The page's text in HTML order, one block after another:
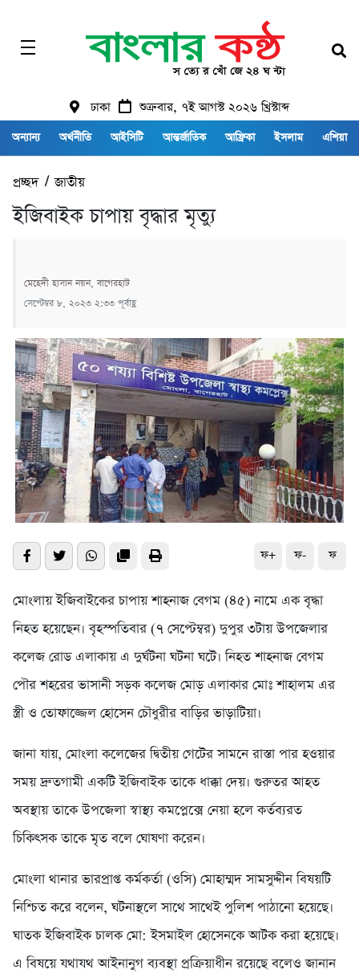
ঢাকা শুক্রবার, ৭ই আগস্ট ২০২৬ খ্রিস্টাব্দ
অন্যান্য অর্থনীতি আইসিটি আন্তর্জাতিক আফ্রিকা ইসলাম এশিয়া
প্রচ্ছদ/জাতীয়
ইজিবাইক চাপায় বৃদ্ধার মৃত্যু
মেহেদী হাসান নয়ন, বাগেরহাট
সেপ্টেম্বর ৮, ২০২৩ ২:৩৩ পূর্বাহ্ণ
ফ+ ফ- ফ
মোংলায় ইজিবাইকের চাপায় শাহনাজ বেগম (৪৫) নামে এক বৃদ্ধা
নিহত হয়েছেন। বৃহস্পতিবার (৭ সেপ্টেম্বর) দুপুর ৩টায় উপজেলার
কলেজ রোড এলাকায় এ দুর্ঘটনা ঘটনা ঘটে। নিহত শাহনাজ বেগম
পৌর শহরের ভাসানী সড়ক কলেজ মোড় এলাকার মোঃ শাহালম এর
স্ত্রী ও তোফাজ্জেল হোসেন চৌধুরীর বাড়ির ভাড়াটিয়া।
জানা যায়, মোংলা কলেজের দ্বিতীয় গেটের সামনে রাস্তা পার হওয়ার
সময় দ্রুতগামী একটি ইজিবাইক তাকে ধাক্কা দেয়। গুরুতর আহত
অবস্থায় তাকে উপজেলা স্বাস্থ্য কমপ্লেক্সে নেয়া হলে কর্তব্যরত
চিকিৎসক তাকে মৃত বলে ঘোষণা করেন।
মোংলা থানার ভারপ্রাপ্ত কর্মকর্তা (ওসি) মোহাম্মদ সামসুদ্দীন বিষয়টি
নিশ্চিত করে বলেন, ঘটনাস্থলে সাথে সাথেই পুলিশ পাঠানো হয়েছে।
ঘাতক ইজিবাইক চালক মো: ইসমাইল হোসেনকে আটক করা হয়েছে।
এ বিষয়ে যথাযথ আইনানুগ ব্যবস্থা প্রক্রিয়াধীন রয়েছে বলেও জানান